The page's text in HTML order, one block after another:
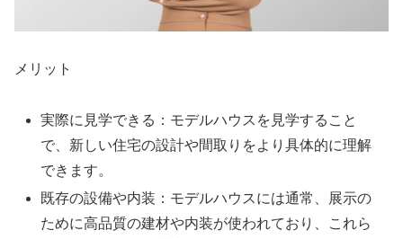
メリット
実際に見学できる：モデルハウスを見学すること
で、新しい住宅の設計や間取りをより具体的に理解
できます。
既存の設備や内装：モデルハウスには通常、展示の
ために高品質の建材や内装が使われており、これら